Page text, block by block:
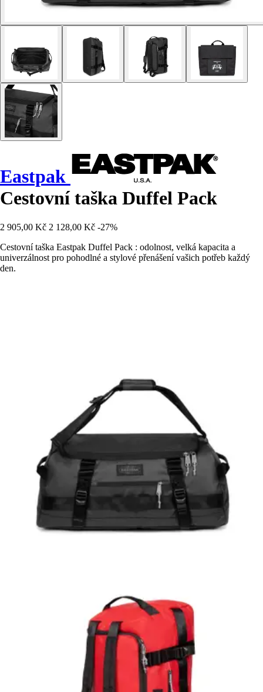
Eastpak
Cestovní taška Duffel Pack
2 905,00 Kč 2 128,00 Kč -27%
Cestovní taška Eastpak Duffel Pack : odolnost, velká kapacita a
univerzálnost pro pohodlné a stylové přenášení vašich potřeb každý
den.